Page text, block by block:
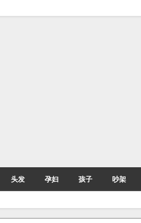
头发 孕妇 孩子 吵架